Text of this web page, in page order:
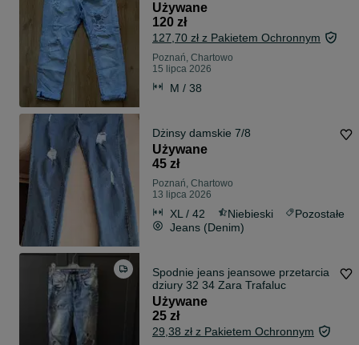
Używane
120 zł
127,70 zł z Pakietem Ochronnym
Poznań, Chartowo
15 lipca 2026
M / 38
Dżinsy damskie 7/8
Używane
45 zł
Poznań, Chartowo
13 lipca 2026
XL / 42 Niebieski
Pozostałe
Jeans (Denim)
Spodnie jeans jeansowe przetarcia
dziury 32 34 Zara Trafaluc
Używane
25 zł
29,38 zł z Pakietem Ochronnym